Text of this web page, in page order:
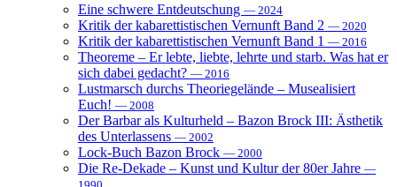
Eine schwere Entdeutschung — 2024
Kritik der kabarettistischen Vernunft Band 2 — 2020
Kritik der kabarettistischen Vernunft Band 1 — 2016
Theoreme – Er lebte, liebte, lehrte und starb. Was hat er
sich dabei gedacht? — 2016
Lustmarsch durchs Theoriegelände – Musealisiert
Euch! — 2008
Der Barbar als Kulturheld – Bazon Brock III: Ästhetik
des Unterlassens — 2002
Lock-Buch Bazon Brock — 2000
Die Re-Dekade – Kunst und Kultur der 80er Jahre —